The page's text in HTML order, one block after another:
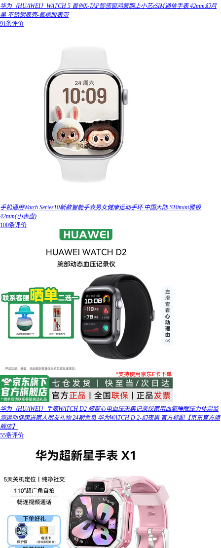
华为（HUAWEI）WATCH 5 首创X-TAP智感窗鸿蒙腕上小艺eSIM通信手表 42mm幻月
黑 不锈钢表壳-氟橡胶表带
91条评价
手机通用Watch Series10新款智能手表男女健康运动手环 中国大陆-S10mini雅银
42mm(小表盘)
100条评价
华为（HUAWEI）手表WATCH D2 腕部心电血压采集记录仪家用血氧睡眠压力体温监
测运动健康送家人朋友礼物 24期免息 华为WATCH D 2-幻夜黑 官方标配【京东官方旗
舰店】
55条评价